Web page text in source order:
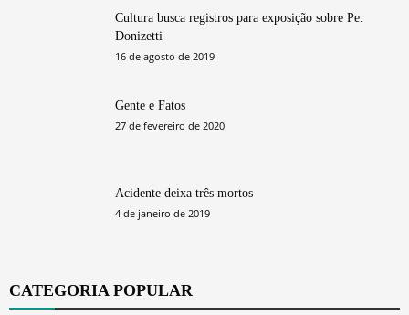
Cultura busca registros para exposição sobre Pe.
Donizetti
16 de agosto de 2019
Gente e Fatos
27 de fevereiro de 2020
Acidente deixa três mortos
4 de janeiro de 2019
CATEGORIA POPULAR